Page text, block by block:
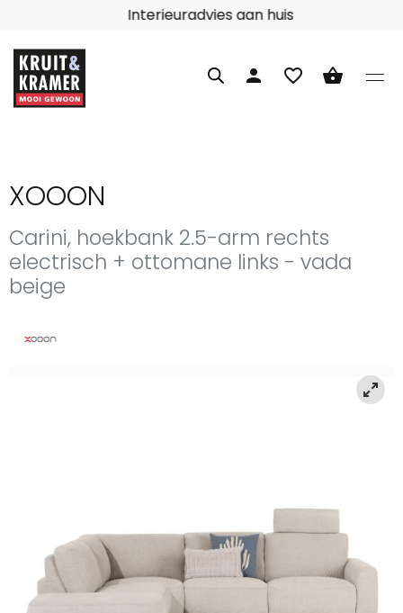
Interieuradvies aan huis
person favorite_border shopping_basket
XOOON
Carini, hoekbank 2.5-arm rechts
electrisch + ottomane links - vada
beige